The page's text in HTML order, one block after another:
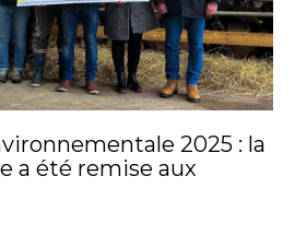
2025 : la
a été remise aux